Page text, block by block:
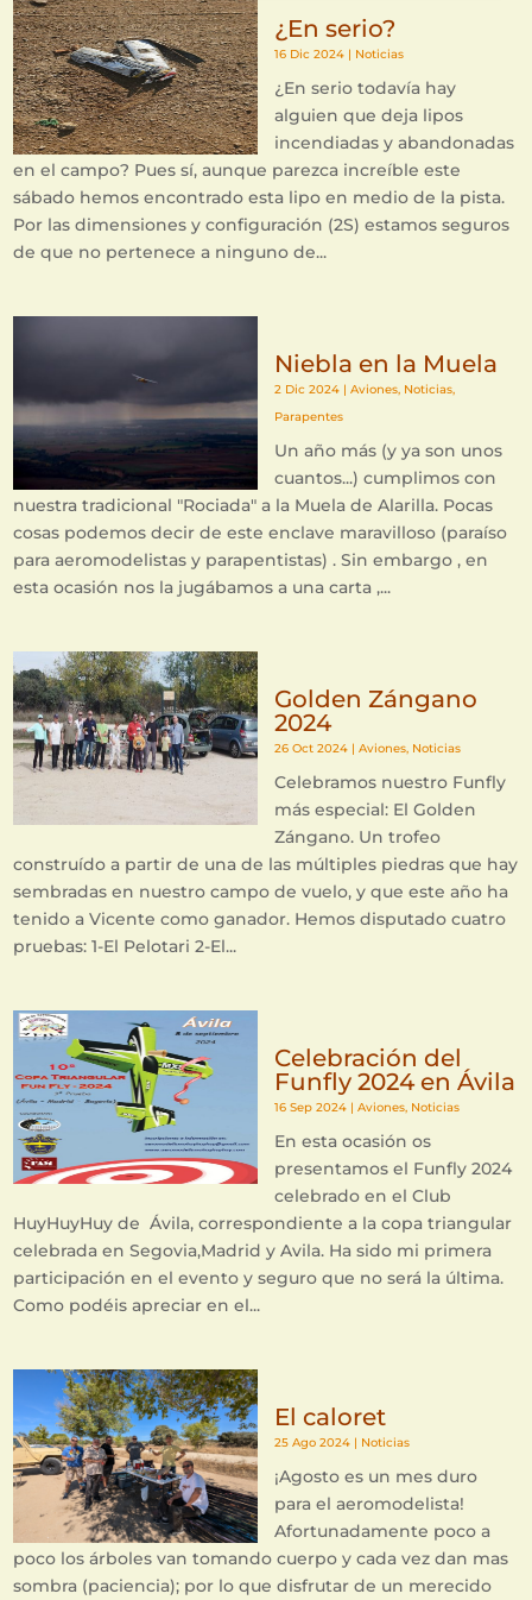
¿En serio?
16 Dic 2024 | Noticias
¿En serio todavía hay
alguien que deja lipos
incendiadas y abandonadas
en el campo? Pues sí, aunque parezca increíble este
sábado hemos encontrado esta lipo en medio de la pista.
Por las dimensiones y configuración (2S) estamos seguros
de que no pertenece a ninguno de...
Niebla en la Muela
2 Dic 2024 |Aviones, Noticias,
Parapentes
Un año más (y ya son unos
cuantos...) cumplimos con
nuestra tradicional "Rociada" a la Muela de Alarilla. Pocas
cosas podemos decir de este enclave maravilloso (paraíso
para aeromodelistas y parapentistas) . Sin embargo , en
esta ocasión nos la jugábamos a una carta ,...
Golden Zángano
2024
26 Oct 2024 |Aviones, Noticias
Celebramos nuestro Funfly
más especial: El Golden
Zángano. Un trofeo
construído a partir de una de las múltiples piedras que hay
sembradas en nuestro campo de vuelo, y que este año ha
tenido a Vicente como ganador. Hemos disputado cuatro
pruebas: 1-El Pelotari 2-El...
Celebración del
Funfly 2024 en Ávila
16 Sep 2024 |Aviones, Noticias
En esta ocasión os
presentamos el Funfly 2024
celebrado en el Club
HuyHuyHuy de Ávila, correspondiente a la copa triangular
celebrada en Segovia,Madrid y Avila. Ha sido mi primera
participación en el evento y seguro que no será la última.
Como podéis apreciar en el...
El caloret
25 Ago 2024 | Noticias
¡Agosto es un mes duro
para el aeromodelista!
Afortunadamente poco a
poco los árboles van tomando cuerpo y cada vez dan mas
sombra (paciencia); por lo que disfrutar de un merecido